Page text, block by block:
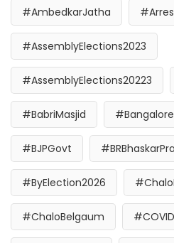
#AmbedkarJatha
#AssemblyElections2023
#AssemblyElections20223
#BabriMasjid #Bangalore
#BJPGovt
#ByElection2026
#ChaloBelgaum